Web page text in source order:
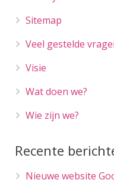
Sitemap
Veel gestelde
Visie
Wat doen we?
Wie zijn we?
Recente
Nieuwe website